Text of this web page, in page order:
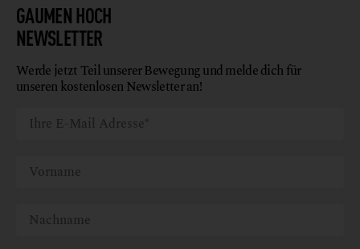
GAUMEN HOCH
NEWSLETTER
Werde jetzt Teil unserer Bewegung und melde dich für
unseren kostenlosen Newsletter an!